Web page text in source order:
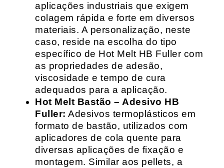
aplicações industriais que exigem
colagem rápida e forte em diversos
materiais. A personalização, neste
caso, reside na escolha do tipo
específico de Hot Melt HB Fuller com
as propriedades de adesão,
viscosidade e tempo de cura
adequados para a aplicação.
Hot Melt Bastão – Adesivo HB
Fuller: Adesivos termoplásticos em
formato de bastão, utilizados com
aplicadores de cola quente para
diversas aplicações de fixação e
montagem. Similar aos pellets, a